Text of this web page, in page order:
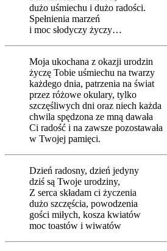
dużo uśmiechu i dużo radości.
Spełnienia marzeń
i moc słodyczy życzy…
Moja ukochana z okazji urodzin
życzę Tobie uśmiechu na twarzy
każdego dnia, patrzenia na świat
przez różowe okulary, tylko
szczęśliwych dni oraz niech każda
chwila spędzona ze mną dawała
Ci radość i na zawsze pozostawała
w Twojej pamięci.
Dzień radosny, dzień jedyny
dziś są Twoje urodziny,
Z serca składam ci życzenia
dużo szczęścia, powodzenia
gości miłych, kosza kwiatów
moc toastów i wiwatów